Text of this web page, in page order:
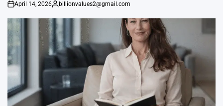
An
April 14, 2026
Gepostet
billionvalues2@gmail.com